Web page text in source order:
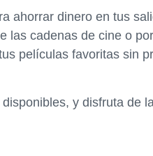
ahorrar dinero en tus
las cadenas de cine o
películas favoritas sin
y disfruta de